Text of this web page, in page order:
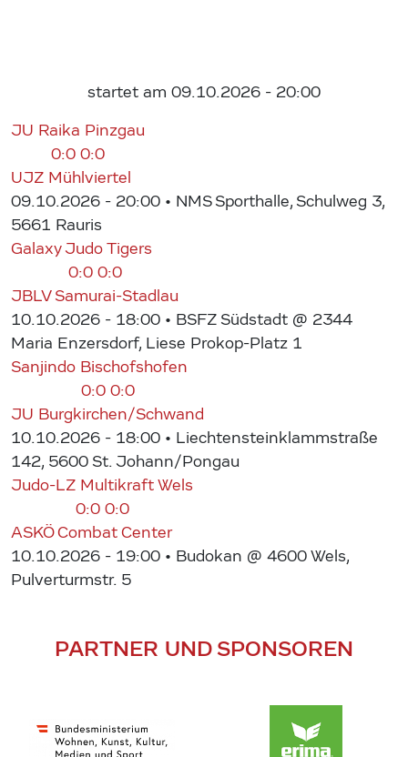
startet am 09.10.2026 - 20:00
JU Raika Pinzgau
0:0 0:0
UJZ Mühlviertel
09.10.2026 - 20:00 • NMS Sporthalle, Schulweg 3,
5661 Rauris
Galaxy Judo Tigers
0:0 0:0
JBLV Samurai-Stadlau
10.10.2026 - 18:00 • BSFZ Südstadt @ 2344
Maria Enzersdorf, Liese Prokop-Platz 1
Sanjindo Bischofshofen
0:0 0:0
JU Burgkirchen/Schwand
10.10.2026 - 18:00 • Liechtensteinklammstraße
142, 5600 St. Johann/Pongau
Judo-LZ Multikraft Wels
0:0 0:0
ASKÖ Combat Center
10.10.2026 - 19:00 • Budokan @ 4600 Wels,
Pulverturmstr. 5
PARTNER UND SPONSOREN